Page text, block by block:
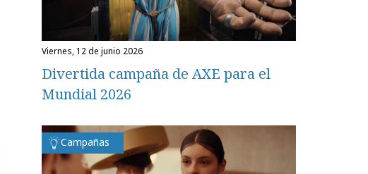
viernes, 12 de junio 2026
Divertida campaña de AXE para el
Mundial 2026
Campañas